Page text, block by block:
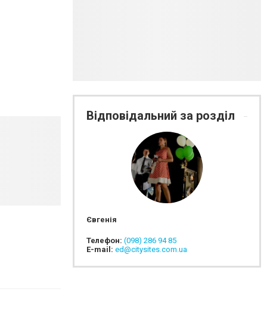
Відповідальний за розділ
Євгенія
Телефон: (098) 286 94 85
E-mail: ed@citysites.com.ua